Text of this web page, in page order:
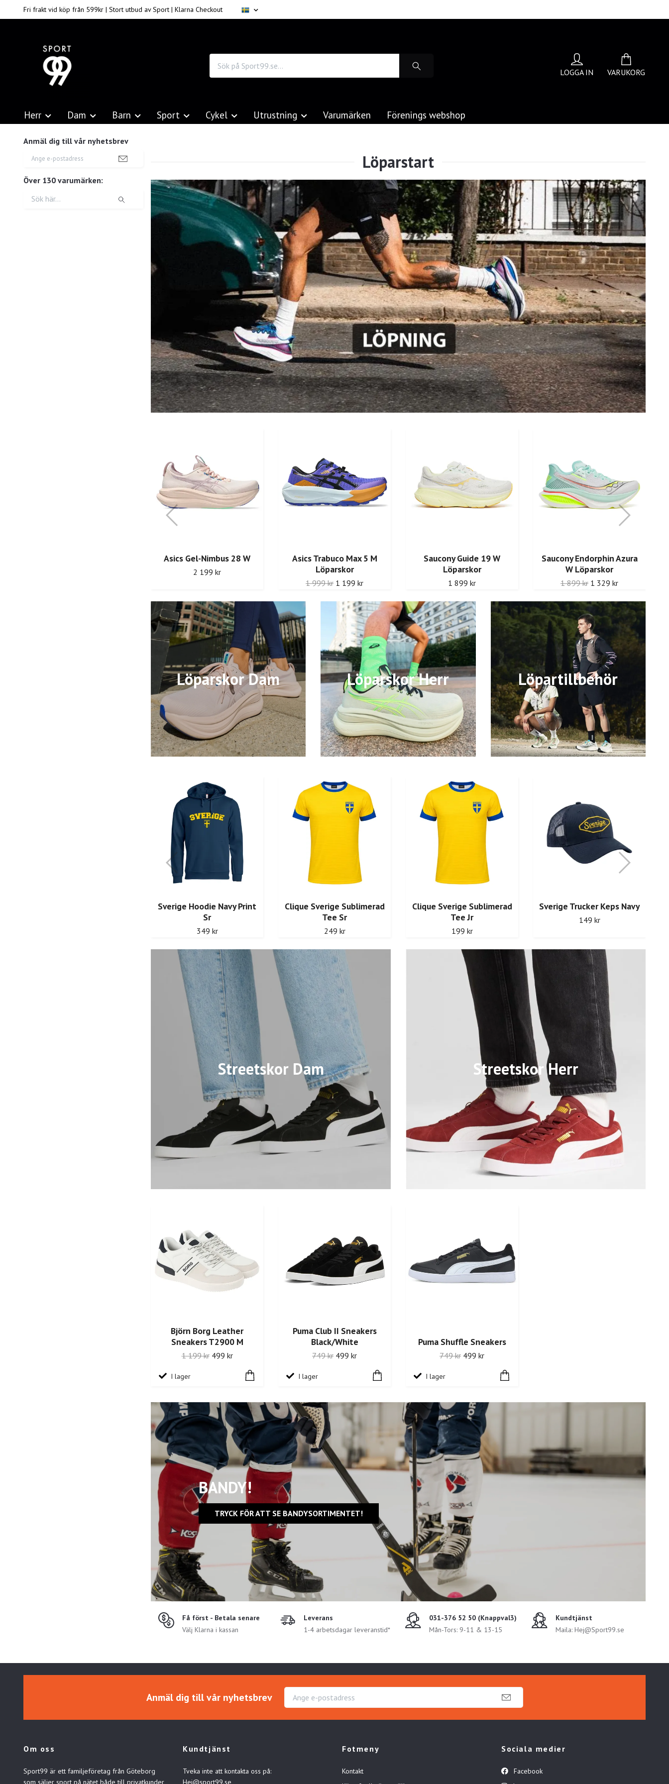
Fri frakt vid köp från 599kr | Stort utbud av Sport | Klarna Checkout
LOGGA IN VARUKORG
Herr Dam Barn Sport Cykel Utrustning Varumärken Förenings webshop
Anmäl dig till vår nyhetsbrev
Över 130 varumärken:
Asics Gel-Nimbus 28 W
2 199 kr
Asics Trabuco Max 5 M
Löparskor
1 999 kr 1 199 kr
Saucony Guide 19 W
Löparskor
1 899 kr
Saucony Endorphin Azura
W Löparskor
1 899 kr 1 329 kr
Löparskor Dam Löparskor Herr Löpartillbehör
Sverige Hoodie Navy Print
Sr
349 kr
Clique Sverige Sublimerad
Tee Sr
249 kr
Clique Sverige Sublimerad
Tee Jr
199 kr
Sverige Trucker Keps Navy
149 kr
Streetskor Dam Streetskor Herr
Björn Borg Leather
Sneakers T2900 M
1 199 kr 499 kr
I lager
Puma Club II Sneakers
Black/White
749 kr 499 kr
I lager
Puma Shuffle Sneakers
749 kr 499 kr
I lager
BANDY!
TRYCK FÖR ATT SE BANDYSORTIMENTET!
Få först - Betala senare
Välj Klarna i kassan
Leverans
1-4 arbetsdagar leveranstid*
031-376 52 50 (Knappval3)
Mån-Tors: 9-11 & 13-15
Kundtjänst
Maila: Hej@Sport99.se
Anmäl dig till vår nyhetsbrev
Om oss
Sport99 är ett familjeföretag från Göteborg
som säljer sport på nätet både till privatkunder,
Kundtjänst
Tveka inte att kontakta oss på:
Hej@sport99.se
Fotmeny
Kontakt
Sociala medier
Facebook